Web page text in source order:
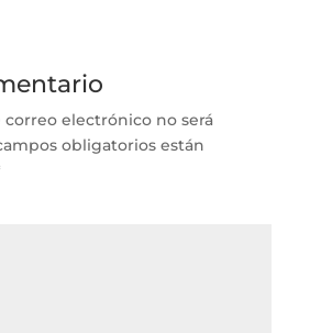
electrónico no será
obligatorios están